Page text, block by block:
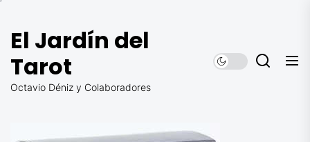
contenido
El Jardín del
Tarot
Octavio Déniz y Colaboradores